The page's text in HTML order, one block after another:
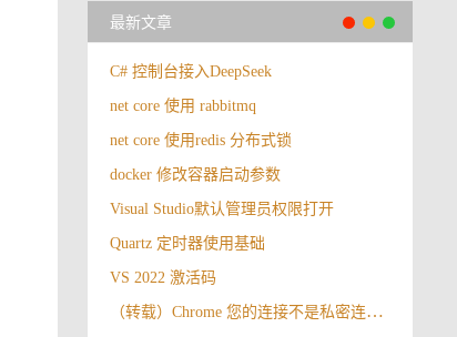
最新文章
C# 控制台接入DeepSeek
net core 使用 rabbitmq
net core 使用redis 分布式锁
docker 修改容器启动参数
Visual Studio默认管理员权限打开
Quartz 定时器使用基础
VS 2022 激活码
（转载）Chrome 您的连接不是私密连接解决办法